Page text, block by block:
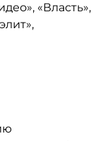
«Власть»,